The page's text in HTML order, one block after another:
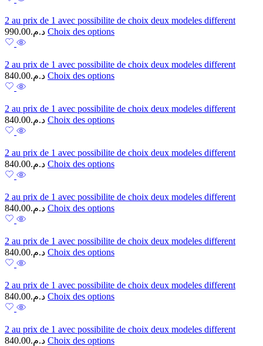
2 au prix de 1 avec possibilite de choix deux modeles different
د.م.990.00 Choix des options
2 au prix de 1 avec possibilite de choix deux modeles different
د.م.840.00 Choix des options
2 au prix de 1 avec possibilite de choix deux modeles different
د.م.840.00 Choix des options
2 au prix de 1 avec possibilite de choix deux modeles different
د.م.840.00 Choix des options
2 au prix de 1 avec possibilite de choix deux modeles different
د.م.840.00 Choix des options
2 au prix de 1 avec possibilite de choix deux modeles different
د.م.840.00 Choix des options
2 au prix de 1 avec possibilite de choix deux modeles different
د.م.840.00 Choix des options
2 au prix de 1 avec possibilite de choix deux modeles different
د.م.840.00 Choix des options